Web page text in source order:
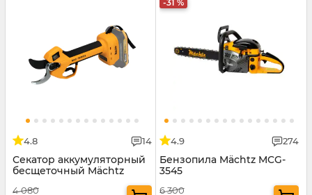
4.8 14
Секатор аккумуляторный
бесщеточный Mächtz
4 080
-31 %
4.9 274
Бензопила Mächtz MCG-
3545
6 300